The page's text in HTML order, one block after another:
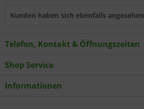
Kunden haben sich ebenfalls angesehen
Telefon, Kontakt & Öffnungszeiten
Shop Service
Informationen